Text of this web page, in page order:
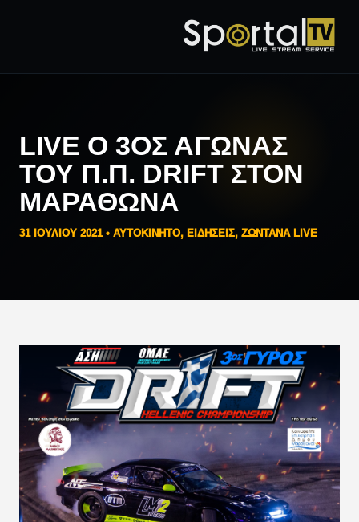
LIVE Ο 3ΟΣ ΑΓΏΝΑΣ
ΤΟΥ Π.Π. DRIFT ΣΤΟΝ
ΜΑΡΑΘΏΝΑ
31 ΙΟΥΛΊΟΥ 2021 • AYTOKINHTO, ΕΙΔΗΣΕΙΣ, ΖΩΝΤΑΝΑ LIVE